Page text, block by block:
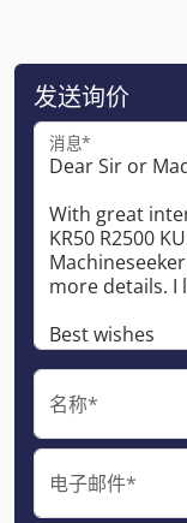
发送询价
消息*
名称*
电子邮件*